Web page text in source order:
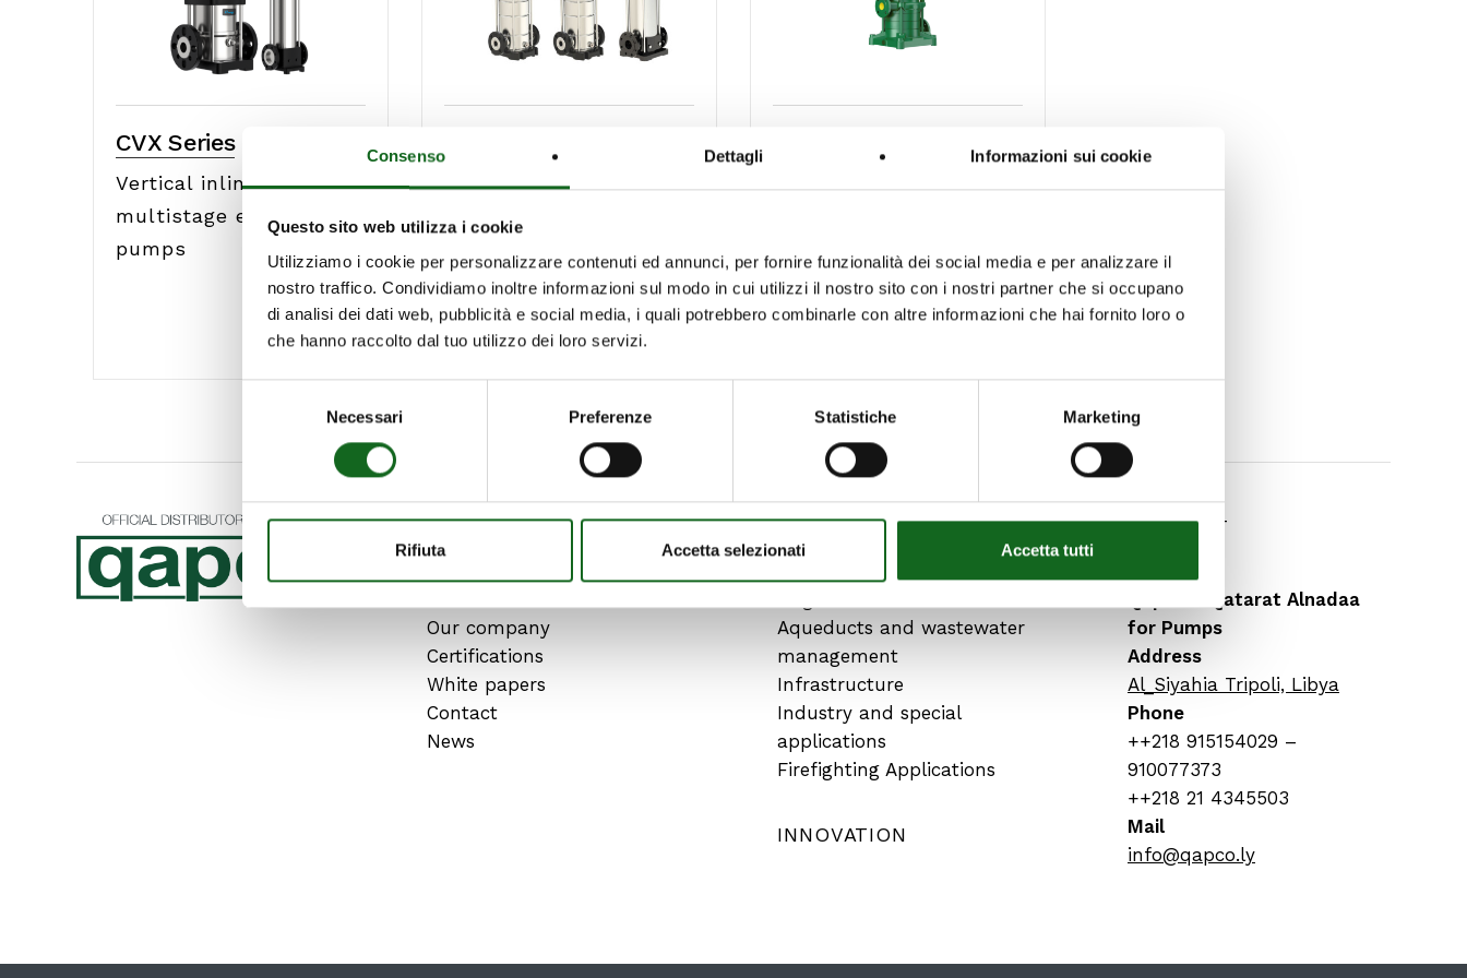
Consenso Dettagli Informazioni sui cookie
Questo sito web utilizza i cookie
Utilizziamo i cookie per personalizzare contenuti ed annunci, per fornire funzionalità dei social media e per analizzare il
nostro traffico. Condividiamo inoltre informazioni sul modo in cui utilizzi il nostro sito con i nostri partner che si occupano
di analisi dei dati web, pubblicità e social media, i quali potrebbero combinarle con altre informazioni che hai fornito loro o
che hanno raccolto dal tuo utilizzo dei loro servizi.
Necessari Preferenze Statistiche Marketing
Rifiuta Accetta selezionati Accetta tutti
CVX Series
Vertical inline
multistage electric
pumps
Vertical inline
multistage electric
ABOUT US
Our company
Certifications
White papers
Contact
News
SOLUTIONS
Aqueducts and wastewater
management
Infrastructure
Industry and special
applications
Firefighting Applications
INNOVATION
CONTACT
Qapco – Qatarat Alnadaa
for Pumps
Address
Al_Siyahia Tripoli, Libya
Phone
++218 915154029 –
910077373
++218 21 4345503
Mail
info@qapco.ly